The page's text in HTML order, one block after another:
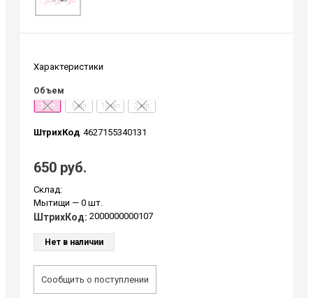
Характеристики
Объем
3 мл 5 мл 10 мл 2 мл
ШтрихКод 4627155340131
650 руб.
Склад:
Мытищи — 0 шт.
ШтрихКод: 2000000000107
Нет в наличии
Сообщить о поступлении